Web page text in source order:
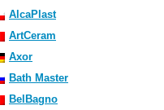
AlcaPlast
ArtCeram
Axor
Bath Master
BelBagno